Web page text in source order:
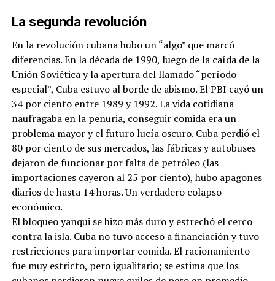
La segunda revolución
En la revolución cubana hubo un “algo” que marcó
diferencias. En la década de 1990, luego de la caída de la
Unión Soviética y la apertura del llamado “período
especial”, Cuba estuvo al borde de abismo. El PBI cayó un
34 por ciento entre 1989 y 1992. La vida cotidiana
naufragaba en la penuria, conseguir comida era un
problema mayor y el futuro lucía oscuro. Cuba perdió el
80 por ciento de sus mercados, las fábricas y autobuses
dejaron de funcionar por falta de petróleo (las
importaciones cayeron al 25 por ciento), hubo apagones
diarios de hasta 14 horas. Un verdadero colapso
económico.
El bloqueo yanqui se hizo más duro y estrechó el cerco
contra la isla. Cuba no tuvo acceso a financiación y tuvo
restricciones para importar comida. El racionamiento
fue muy estricto, pero igualitario; se estima que los